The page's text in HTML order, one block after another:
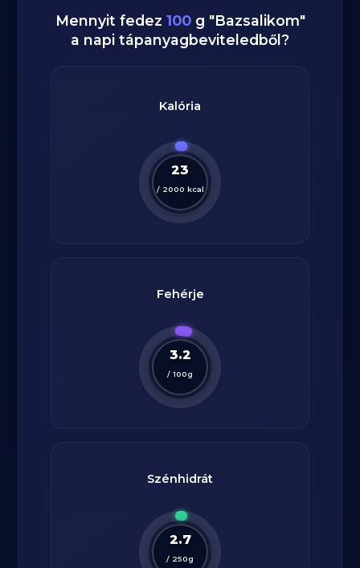
Mennyit fedez 100 g "Bazsalikom"
a napi tápanyagbeviteledből?
Kalória
23
/ 2000 kcal
Fehérje
3.2
/ 100g
Szénhidrát
2.7
/ 250g